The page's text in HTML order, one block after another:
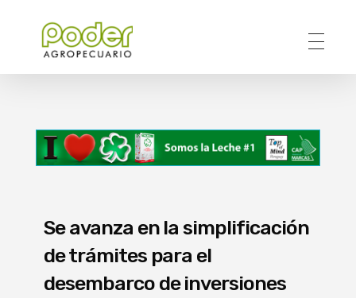
Se avanza en la simplificación
de trámites para el
desembarco de inversiones